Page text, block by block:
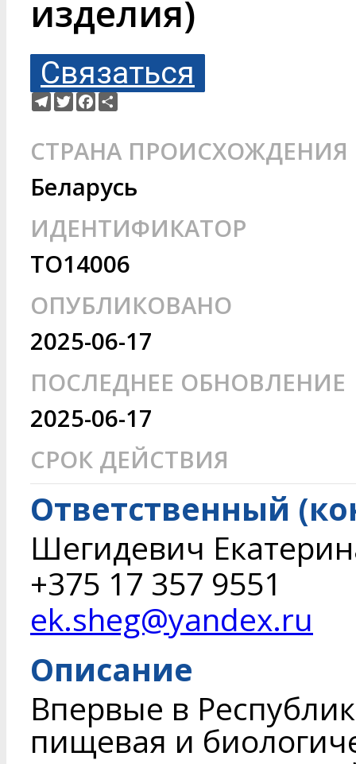
изделия)
Связаться
Telegram
TwitterFacebook
СТРАНА ПРОИСХОЖДЕНИЯ
Беларусь
ИДЕНТИФИКАТОР
TO14006
ОПУБЛИКОВАНО
2025-06-17
ПОСЛЕДНЕЕ ОБНОВЛЕНИЕ
2025-06-17
СРОК ДЕЙСТВИЯ
Ответственный
Шегидевич
+375 17 357 9551
ek.sheg@yandex.ru
Описание
Впервые в
пищевая и